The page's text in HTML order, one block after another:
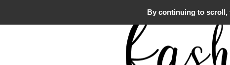
By continuing to scroll,